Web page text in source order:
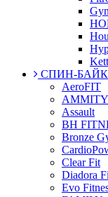
СПИН-
AeroFIT
AMMITY
Assault
BH
Bronze
Clear Fit
Diadora
Evo